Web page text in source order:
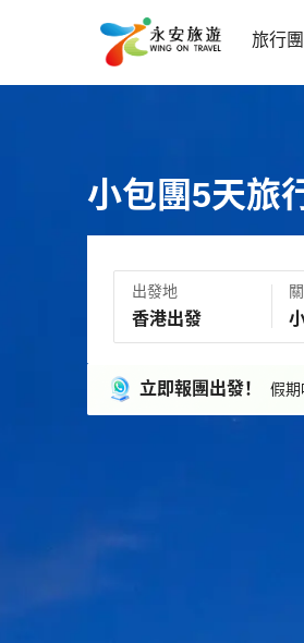
旅行團
小包團5天旅
出發地
立即報團出發！ 假期